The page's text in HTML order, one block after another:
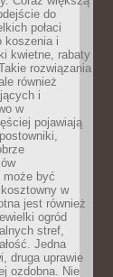
do
połaci
koszenia i
kwietne, rabaty
rozwiązania
również
i
w
pojawiają
może być
w
jest również
ogród
stref,
Jedna
druga uprawie
ozdobna. Nie